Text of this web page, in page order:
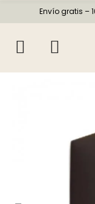
Envío gratis –